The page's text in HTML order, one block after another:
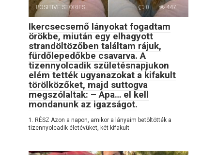
POSITIVE STORIES 0 447
Ikercsecsemő lányokat fogadtam
örökbe, miután egy elhagyott
strandöltözőben találtam rájuk,
fürdőlepedőkbe csavarva. A
tizennyolcadik születésnapjukon
elém tették ugyanazokat a kifakult
törölközőket, majd suttogva
megszólaltak: – Apa… el kell
mondanunk az igazságot.
1. RÉSZ Azon a napon, amikor a lányaim betöltötték a
tizennyolcadik életévüket, két kifakult